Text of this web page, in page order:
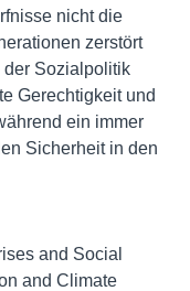
nicht die
zerstört
der Sozialpolitik
Gerechtigkeit und
ein immer
Sicherheit in den
and Social
and Climate